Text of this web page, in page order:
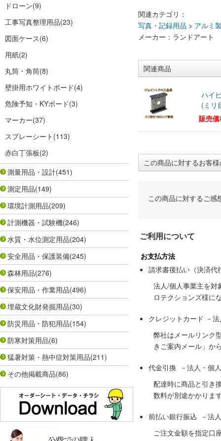
ドローン(9)
工事写真整理用品(23)
図面ケース(6)
用紙(2)
丸筒・角筒(8)
壁掛用ホワイトボード(4)
危険予知・KYボード(3)
マーカー(37)
スプレーシート (113)
赤白丁張板(2)
測量用品・設計(451)
測定用品(149)
環境計測用品(209)
計測機器・試験機(246)
水質・水位測定用品(204)
安全用品・保護装備(245)
森林用品(276)
保安用品・作業用品(496)
埋蔵文化財発掘用品(30)
防災用品・防犯用品(154)
防寒対策用品(6)
猛暑対策・熱中症対策用品(211)
その他掲載商品(86)
関連カテゴリ：
写真・記録用品 > アルミ
メーカー：ランドアート
関連商品
ハイ
(ミリ
販売
この商品に対するお客
この商品に対するご感
ご利用について
お支払方法
請求書後払い（決済代
法人/個人事業主を対
ロテクションズ様に
クレジットカード －
弊社はメールリンク
きご案内メール」か
代金引換 －法人・個
配達時に商品と引き
数料が別途かかりま
前払い銀行振込 －法
ご注文金額を指定口